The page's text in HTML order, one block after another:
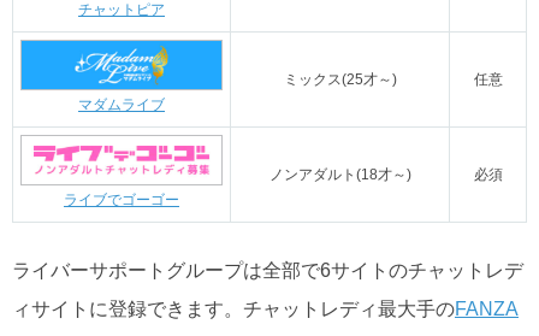
チャットピア
マダムライブ
ミックス(25才～) 任意
ライブでゴーゴー
ノンアダルト(18才～) 必須
ライバーサポートグループは全部で6サイトのチャットレデ
ィサイトに登録できます。チャットレディ最大手のFANZA